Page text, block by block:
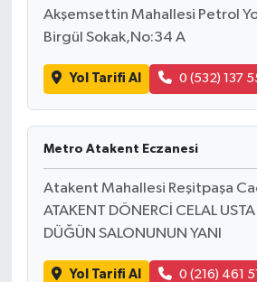
Akşemsettin Mahallesi Petrol
Birgül Sokak,No:34 A
Yol Tarifi Al 0 (532) 137
Metro Atakent Eczanesi
Atakent Mahallesi Reşitpaşa
ATAKENT DÖNERCİ CELAL
DÜĞÜN SALONUNUN YANI
Yol Tarifi Al 0 (216) 461